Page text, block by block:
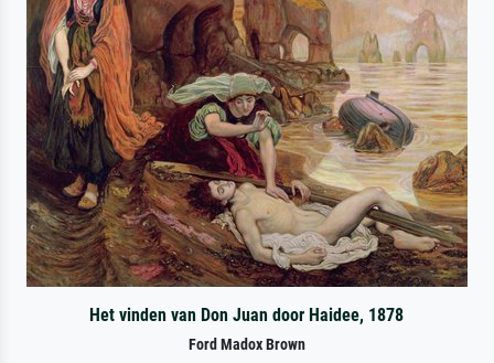
Het vinden van Don Juan door Haidee, 1878
Ford Madox Brown